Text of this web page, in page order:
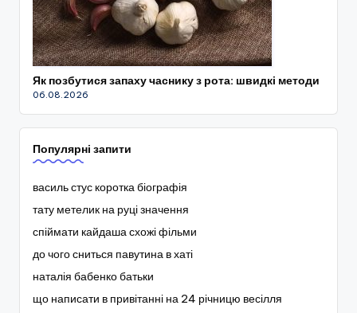
Як позбутися запаху часнику з рота: швидкі методи
06.08.2026
Популярні запити
василь стус коротка біографія
тату метелик на руці значення
спіймати кайдаша схожі фільми
до чого сниться павутина в хаті
наталія бабенко батьки
що написати в привітанні на 24 річницю весілля